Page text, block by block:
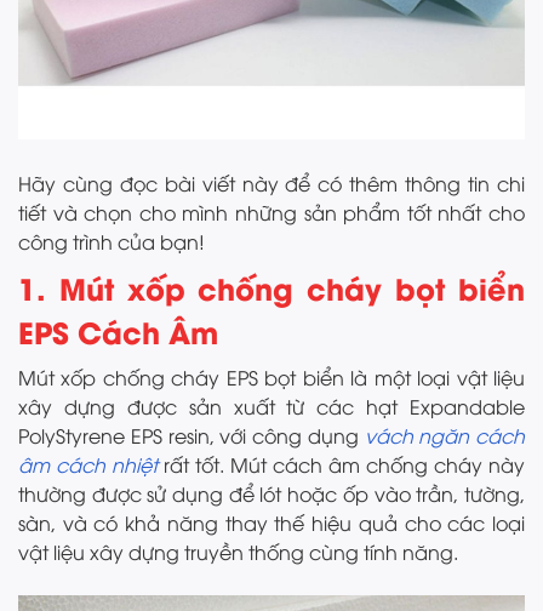
Hãy cùng đọc bài viết này để có thêm thông tin chi
tiết và chọn cho mình những sản phẩm tốt nhất cho
công trình của bạn!
1. Mút xốp chống cháy bọt biển
EPS Cách Âm
Mút xốp chống cháy EPS bọt biển là một loại vật liệu
xây dựng được sản xuất từ các hạt Expandable
PolyStyrene EPS resin, với công dụng vách ngăn cách
âm cách nhiệtrất tốt. Mút cách âm chống cháy này
thường được sử dụng để lót hoặc ốp vào trần, tường,
sàn, và có khả năng thay thế hiệu quả cho các loại
vật liệu xây dựng truyền thống cùng tính năng.